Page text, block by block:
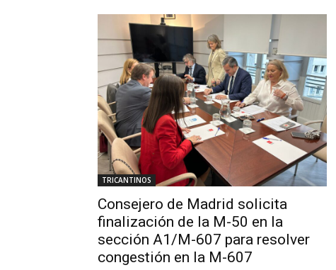
TRICANTINOS
Consejero de Madrid solicita
finalización de la M-50 en la
sección A1/M-607 para resolver
congestión en la M-607